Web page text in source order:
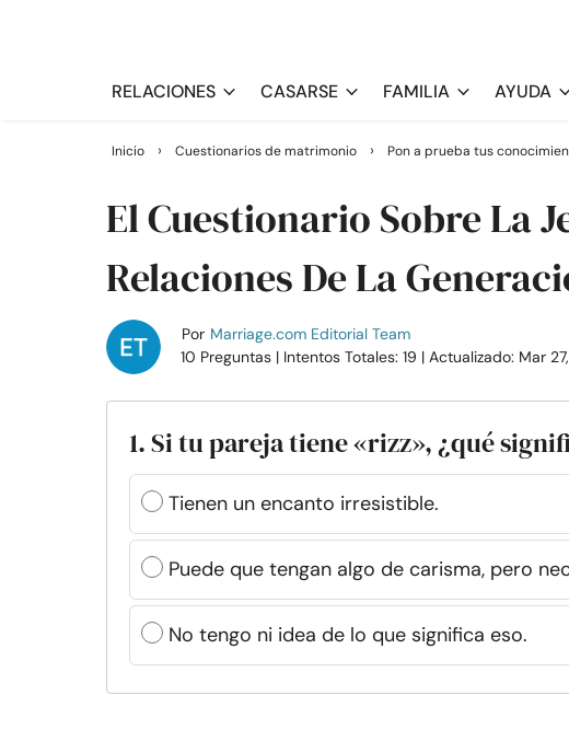
RELACIONES CASARSE FAMILIA AYUDA
Inicio › Cuestionarios de matrimonio › Pon a prueba tus
El Cuestionario Sobre La
Relaciones De La
Por Marriage.com Editorial Team
10 Preguntas | Intentos Totales: 19 | Actualizado: Mar
1. Si tu pareja tiene «rizz», ¿qué
Tienen un encanto irresistible.
Puede que tengan algo de carisma, pero
No tengo ni idea de lo que significa eso.